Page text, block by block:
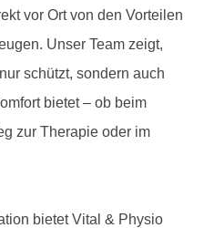
vor Ort von den Vorteilen
Unser Team zeigt,
schützt, sondern auch
bietet – ob beim
zur Therapie oder im
bietet Vital & Physio